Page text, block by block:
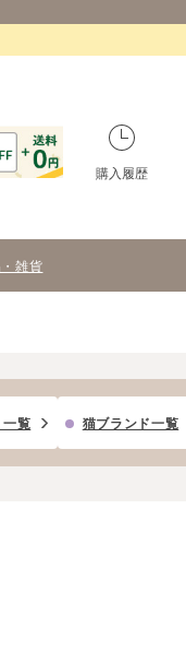
購入履歴
・雑貨
一覧 猫ブランド一覧